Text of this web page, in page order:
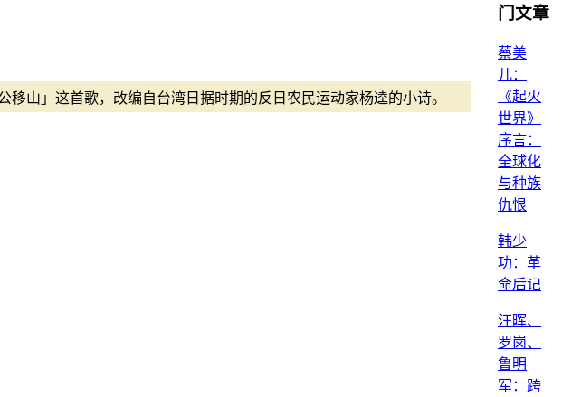
山」这首歌，改编自台湾日据时期的反日农民运动家杨逵的小诗。
门文章
蔡美
儿：
《起火
世界》
序言：
全球化
与种族
仇恨
韩少
功：革
命后记
汪晖、
罗岗、
鲁明
军：跨